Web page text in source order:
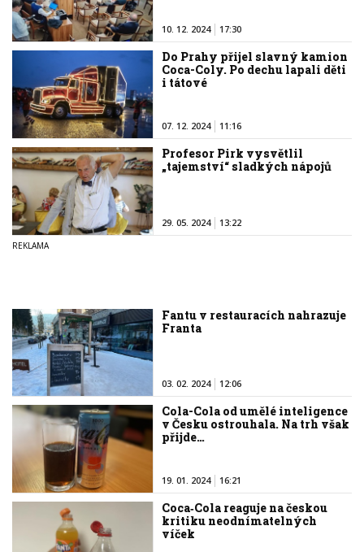
10. 12. 2024 17:30
Do Prahy přijel slavný kamion
Coca-Coly. Po dechu lapali děti
i tátové
07. 12. 2024 11:16
Profesor Pirk vysvětlil
„tajemství“ sladkých nápojů
29. 05. 2024 13:22
Fantu v restauracích nahrazuje
Franta
03. 02. 2024 12:06
Cola-Cola od umělé inteligence
v Česku ostrouhala. Na trh však
přijde…
19. 01. 2024 16:21
Coca‑Cola reaguje na českou
kritiku neodnímatelných
víček